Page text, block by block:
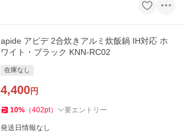
apide アピデ 2合炊きアルミ炊飯鍋 IH対応 ホ
ワイト・ブラック KNN-RC02
在庫なし
4,400円
10% （402pt） 要エントリー
発送日情報なし